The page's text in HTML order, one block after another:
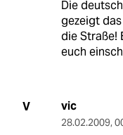
Die
gezeigt
die Straße!
euch
V vic
28.02.2009,